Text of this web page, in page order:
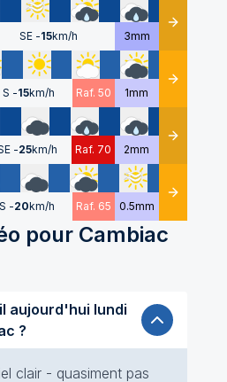
SE -15km/h 3mm Détails
S -15km/h Raf. 50 1mm Détails
-25km/h Raf. 70 2mm Détails
S -20km/h Raf. 65 0.5mm Détails
pour Cambiac
aujourd'hui lundi
?
clair - quasiment pas